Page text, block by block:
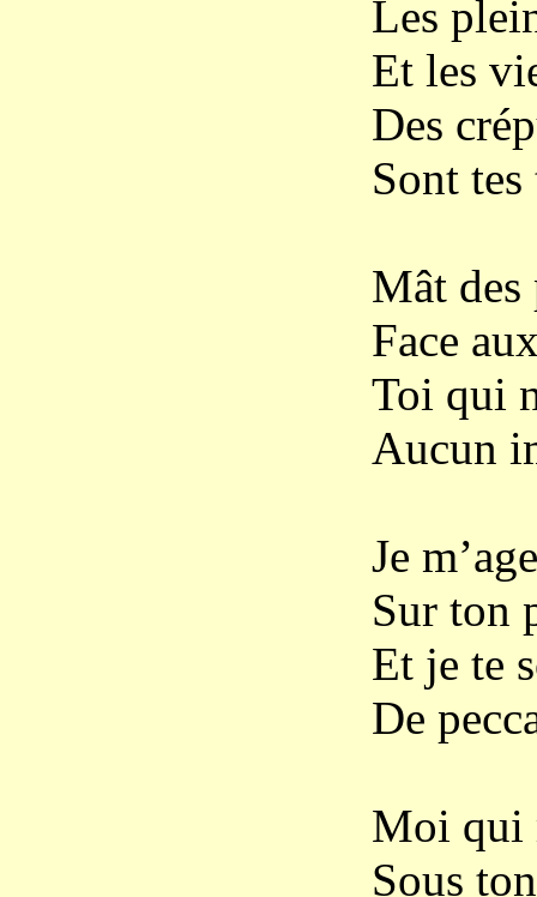
Les
Et les
Des
Sont tes
Mât des
Face
Toi qui
Aucun
Je
Sur ton
Et je te
De
Moi qui
Sous